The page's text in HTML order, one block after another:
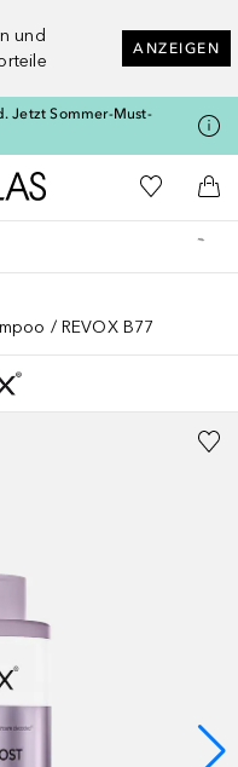
und
ANZEIGEN
Jetzt Sommer-Must-
Zur Douglas Startseite
Zu Meiner
REVOX B77